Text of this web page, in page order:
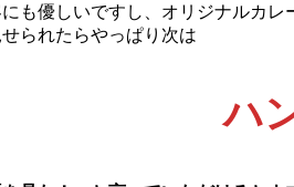
も優しいですし、オリジナルカ
られたらやっぱり次は
ハ